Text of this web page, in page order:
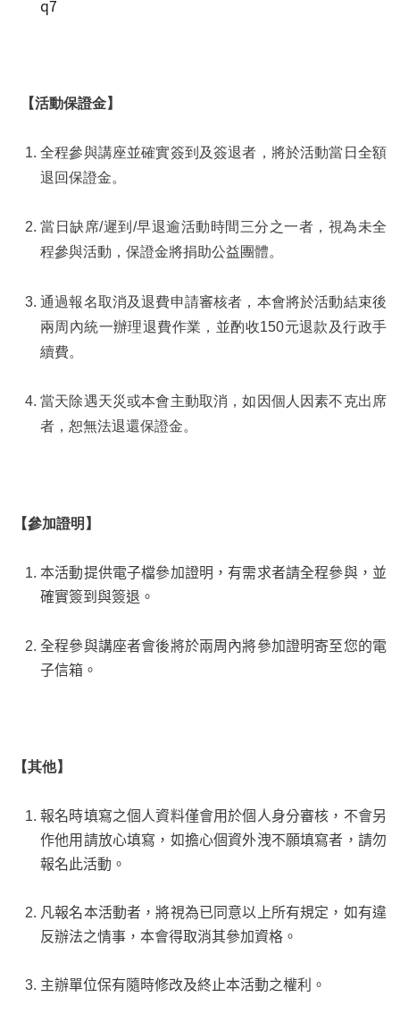
q7
【活動保證金】
全程參與講座並確實簽到及簽退者，將於活動當日全額
退回保證金。
當日缺席/遲到/早退逾活動時間三分之一者，視為未全
程參與活動，保證金將捐助公益團體。
通過報名取消及退費申請審核者，本會將於活動結束後
兩周內統一辦理退費作業，並酌收150元退款及行政手
續費。
當天除遇天災或本會主動取消，如因個人因素不克出席
者，恕無法退還保證金。
【參加證明】
本活動提供電子檔參加證明，有需求者請全程參與，並
確實簽到與簽退。
全程參與講座者會後將於兩周內將參加證明寄至您的電
子信箱。
【其他】
報名時填寫之個人資料僅會用於個人身分審核，不會另
作他用請放心填寫，如擔心個資外洩不願填寫者，請勿
報名此活動。
凡報名本活動者，將視為已同意以上所有規定，如有違
反辦法之情事，本會得取消其參加資格。
主辦單位保有隨時修改及終止本活動之權利。